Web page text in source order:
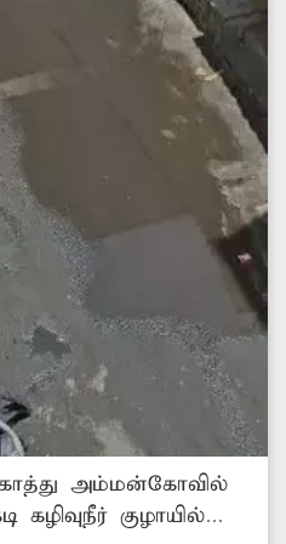
அம்மன்கோவில்
கழிவுநீர் குழாயில்